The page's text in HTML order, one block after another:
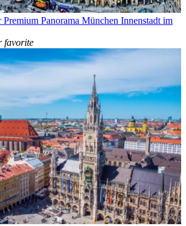
Panorama München Innenstadt im
favorite